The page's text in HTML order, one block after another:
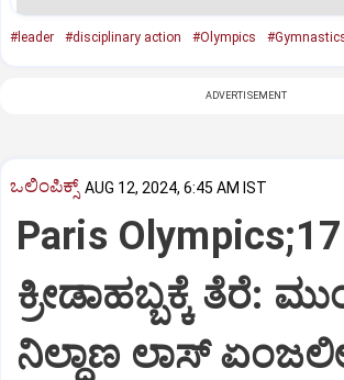
#leader #disciplinary action #Olympics
ADVERTISEMENT
ಒಲಿಂಪಿಕ್ಸ್ AUG 12, 2024, 6:45 AM IST
Paris
ಕ್ರೀಡಾಹಬ್ಬಕ್ಕೆ ತೆರೆ:
ನಿಲ್ದಾಣ ಲಾಸ್‌